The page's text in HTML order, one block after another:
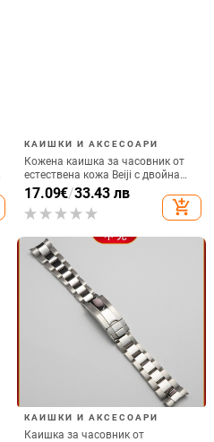
КАИШКИ И АКСЕСОАРИ
Кожена каишка за часовник от
естествена кожа Beiji с двойна
катарама-пеперуда, модел на
бамбук, пролет 2024
17.09€/33.43 лв
add_shopping_cart
КАИШКИ И АКСЕСОАРИ
Каишка за часовник от